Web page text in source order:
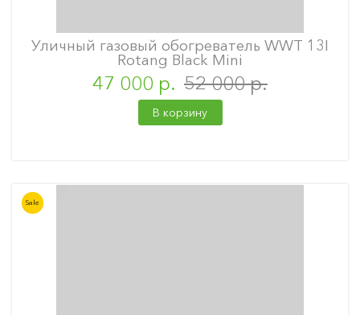
Уличный газовый обогреватель WWT 13I
Rotang Black Mini
47 000 р. 52 000 р.
В корзину
Sale